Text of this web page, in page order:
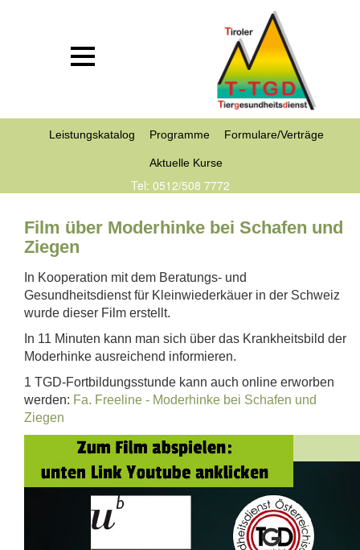
Leistungskatalog Programme Formulare/Verträge
Aktuelle Kurse
Tel: 0512/508 7772
Film über Moderhinke bei Schafen und
Ziegen
In Kooperation mit dem Beratungs- und
Gesundheitsdienst für Kleinwiederkäuer in der Schweiz
wurde dieser Film erstellt.
In 11 Minuten kann man sich über das Krankheitsbild der
Moderhinke ausreichend informieren.
1 TGD-Fortbildungsstunde kann auch online erworben
werden: Fa. Freeline - Moderhinke bei Schafen und
Ziegen